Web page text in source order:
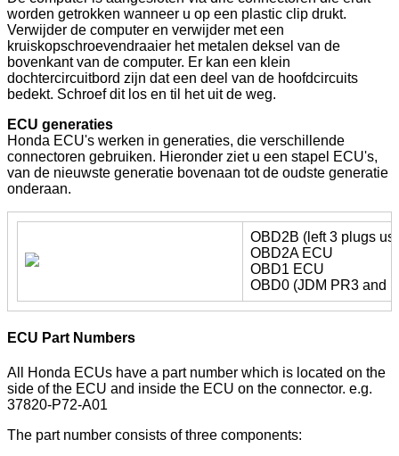
worden getrokken wanneer u op een plastic clip drukt.
Verwijder de computer en verwijder met een
kruiskopschroevendraaier het metalen deksel van de
bovenkant van de computer. Er kan een klein
dochtercircuitbord zijn dat een deel van de hoofdcircuits
bedekt. ​​Schroef dit los en til het uit de weg.
ECU generaties
Honda ECU's werken in generaties, die verschillende
connectoren gebruiken. Hieronder ziet u een stapel ECU's,
van de nieuwste generatie bovenaan tot de oudste generatie
onderaan.
OBD2B (left 3 plugs
OBD2A ECU
OBD1 ECU
OBD0 (JDM PR3 and
ECU Part Numbers
All Honda ECUs have a part number which is located on the
side of the ECU and inside the ECU on the connector. e.g.
37820-P72-A01
The part number consists of three components: